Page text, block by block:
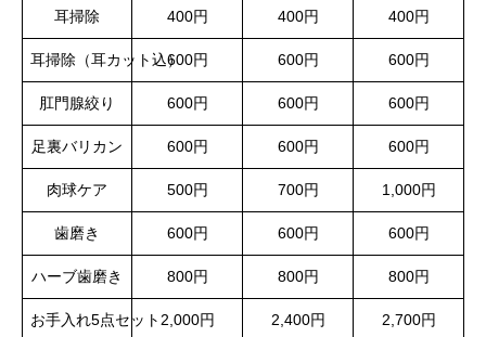
耳掃除 400円 400円 400円
耳掃除（耳カット込）600円 600円 600円
肛門腺絞り 600円 600円 600円
足裏バリカン 600円 600円 600円
肉球ケア 500円 700円 1,000円
歯磨き 600円 600円 600円
ハーブ歯磨き 800円 800円 800円
お手入れ5点セット 2,000円 2,400円 2,700円